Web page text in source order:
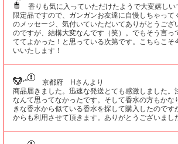
香りも気に入っていただけたようで大変嬉しい
限定品ですので、ガンガンお友達に自慢しちゃって
のメッセージ、気付いていただいてありがとうござ
のですが、結構大変なんです（笑）。でもそう言っ
ててよかった！と思っている次第です。こちらこそ
いいたします！
京都府 Hさんより
商品届きました。迅速な発送とても感激しました。
なんて思ってなかったです。そして香水の方もかな
きな香水から似ている香水を探して購入したのです
からも利用させて頂きます。ありがとうございまし